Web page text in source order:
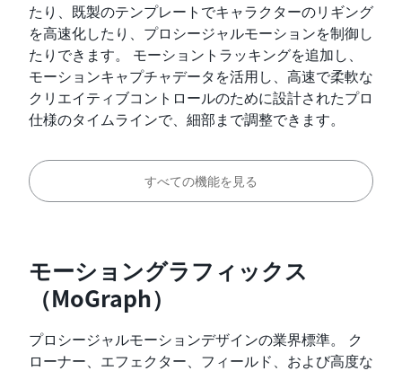
たり、既製のテンプレートでキャラクターのリギング
を高速化したり、プロシージャルモーションを制御し
たりできます。 モーショントラッキングを追加し、
モーションキャプチャデータを活用し、高速で柔軟な
クリエイティブコントロールのために設計されたプロ
仕様のタイムラインで、細部まで調整できます。
すべての機能を見る
モーショングラフィックス
（MoGraph）
プロシージャルモーションデザインの業界標準。 ク
ローナー、エフェクター、フィールド、および高度な